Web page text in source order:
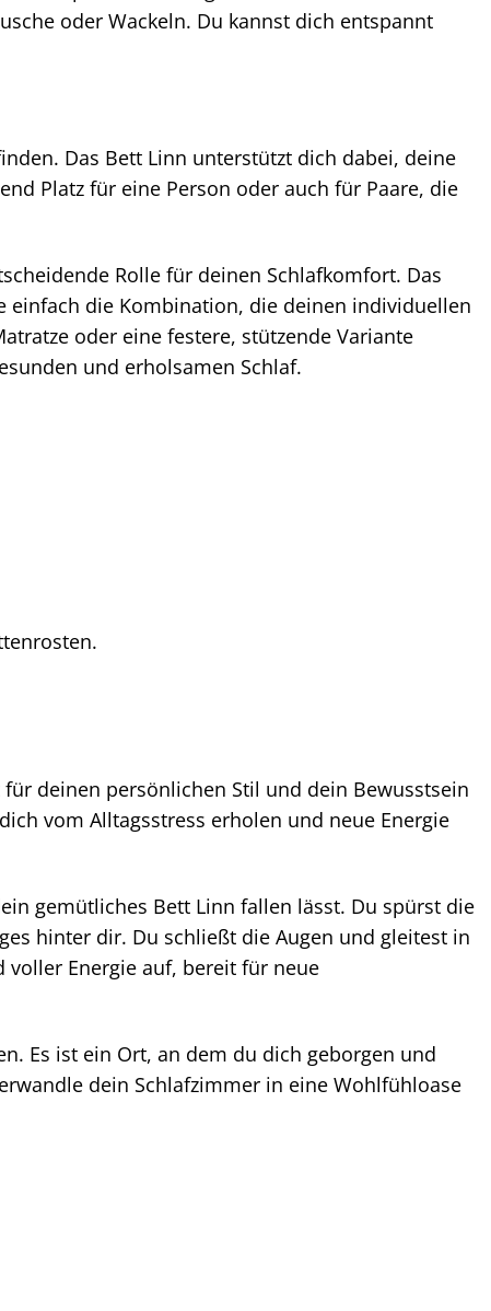
oder Wackeln. Du kannst dich entspannt
Das Bett Linn unterstützt dich dabei, deine
Platz für eine Person oder auch für Paare, die
Rolle für deinen Schlafkomfort. Das
einfach die Kombination, die deinen individuellen
oder eine festere, stützende Variante
und erholsamen Schlaf.
deinen persönlichen Stil und dein Bewusstsein
vom Alltagsstress erholen und neue Energie
gemütliches Bett Linn fallen lässt. Du spürst die
hinter dir. Du schließt die Augen und gleitest in
Energie auf, bereit für neue
Es ist ein Ort, an dem du dich geborgen und
dein Schlafzimmer in eine Wohlfühloase